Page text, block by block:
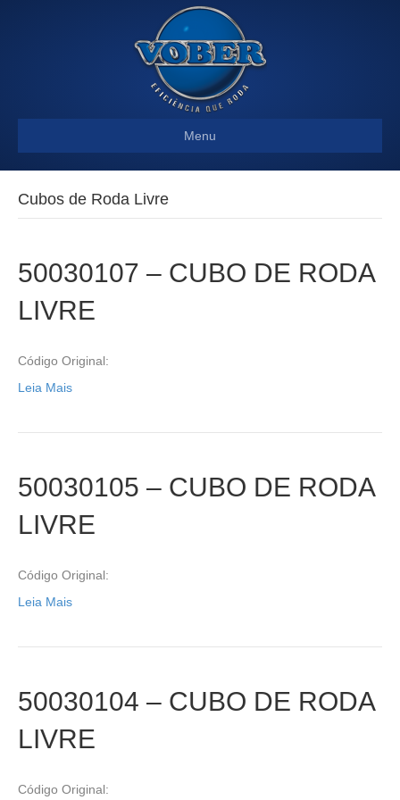
Menu
Cubos de Roda Livre
50030107 – CUBO DE RODA
LIVRE
Código Original:
Leia Mais
50030105 – CUBO DE RODA
LIVRE
Código Original:
Leia Mais
50030104 – CUBO DE RODA
LIVRE
Código Original: